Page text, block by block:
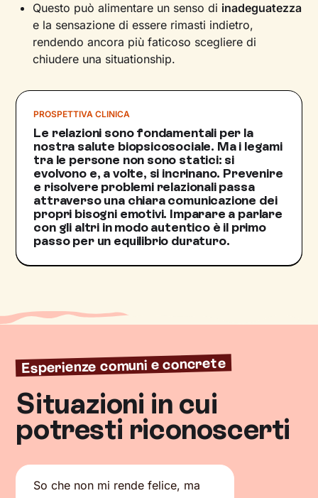
Questo può alimentare un senso di inadeguatezza
e la sensazione di essere rimasti indietro,
rendendo ancora più faticoso scegliere di
chiudere una situationship.
PROSPETTIVA CLINICA
Le relazioni sono fondamentali per la
nostra salute biopsicosociale. Ma i legami
tra le persone non sono statici: si
evolvono e, a volte, si incrinano. Prevenire
e risolvere problemi relazionali passa
attraverso una chiara comunicazione dei
propri bisogni emotivi. Imparare a parlare
con gli altri in modo autentico è il primo
passo per un equilibrio duraturo.
Esperienze comuni e concrete
Situazioni in cui
potresti riconoscerti
So che non mi rende felice, ma